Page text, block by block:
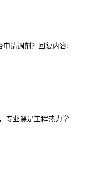
请调剂？回复内容:
专业课是工程热力学